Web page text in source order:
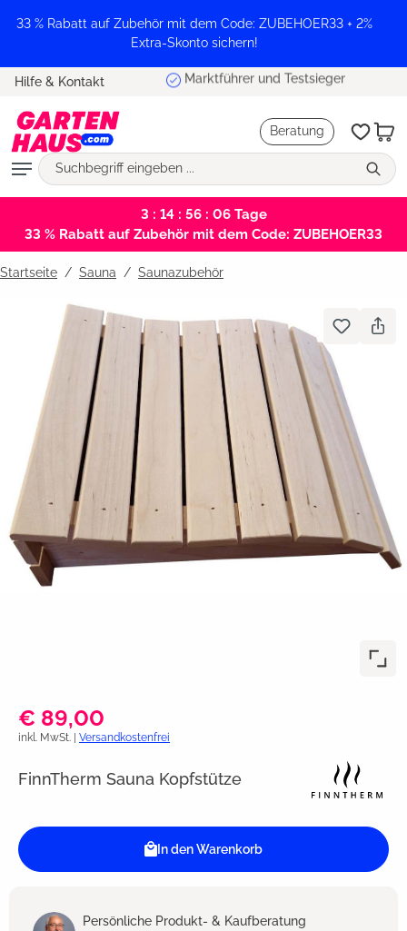
springen
33 % Rabatt auf Zubehör mit dem Code: ZUBEHOER33 + 2%
Extra-Skonto sichern!
Hilfe & Kontakt Marktführer und Testsieger
Beratung
3 : 14 : 56 : 06Tage
33 % Rabatt auf Zubehör mit dem Code: ZUBEHOER33
Startseite Sauna / Saunazubehör
Bildergalerie überspringen
€ 89,00
inkl. MwSt. | Versandkostenfrei
FinnTherm Sauna Kopfstütze
In den Warenkorb
Persönliche Produkt- & Kaufberatung